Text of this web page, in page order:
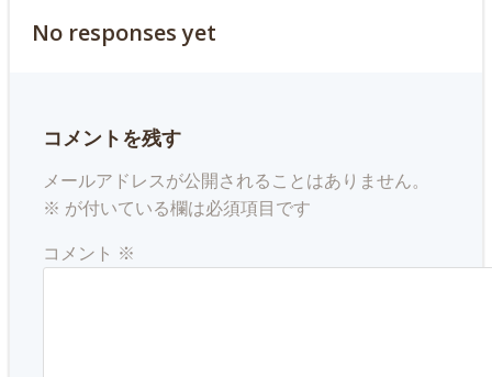
No responses yet
コメントを残す
メールアドレスが公開されることはありません。
※ が付いている欄は必須項目です
コメント ※